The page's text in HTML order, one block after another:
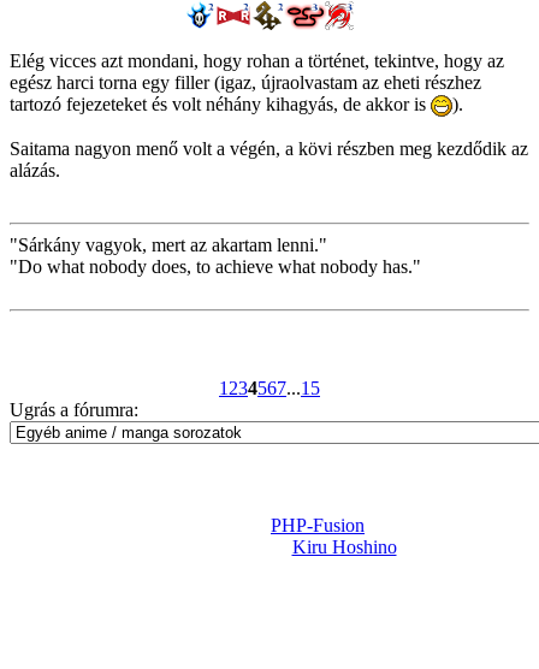
Elég vicces azt mondani, hogy rohan a történet, tekintve, hogy az
egész harci torna egy filler (igaz, újraolvastam az eheti részhez
tartozó fejezeteket és volt néhány kihagyás, de akkor is
).
Saitama nagyon menő volt a végén, a kövi részben meg kezdődik az
alázás.
"Sárkány vagyok, mert az akartam lenni."
"Do what nobody does, to achieve what nobody has."
1 234567...15
Ugrás a fórumra:
PHP-Fusion
Kiru Hoshino